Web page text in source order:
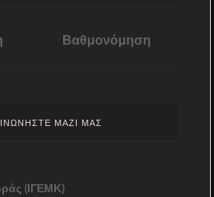
Βαθμονόμηση
ΜΑΖΙ ΜΑΣ
(ΙΓΕΜΚ)